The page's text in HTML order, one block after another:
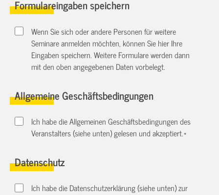
Formulareingaben speichern
Wenn Sie sich oder andere Personen für weitere
Seminare anmelden möchten, können Sie hier Ihre
Eingaben speichern. Weitere Formulare werden dann
mit den oben angegebenen Daten vorbelegt.
Allgemeine Geschäftsbedingungen
Ich habe die Allgemeinen Geschäftsbedingungen des
Veranstalters (siehe unten) gelesen und akzeptiert.*
Datenschutz
Ich habe die Datenschutzerklärung (siehe unten) zur